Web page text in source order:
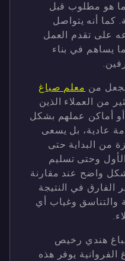
هو مطلوب قبل
كما أنه يتواصل
على تقدم العمل
يساهم في بناء
يجعل من معلم صباغ
من العملاء الذين
أماكن عملهم بشكل
عادية، بل يسعى
من البداية حتى
الأول وحتى تسليم
واضح عند مقارنة
الفارق في النتيجة
والتناسق وغياب أي
هندي رخيص
يوفر هذه